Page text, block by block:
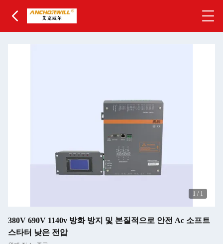
1 / 1
380V 690V 1140v 방화 방지 및 본질적으로 안전 Ac 소프트
스타터 낮은 전압